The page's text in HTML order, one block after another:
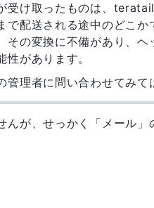
受け取ったものは、
で配送される途中のどこ
その変換に不備があり、
があります。
理者に問い合わせてみて
んが、せっかく「メール